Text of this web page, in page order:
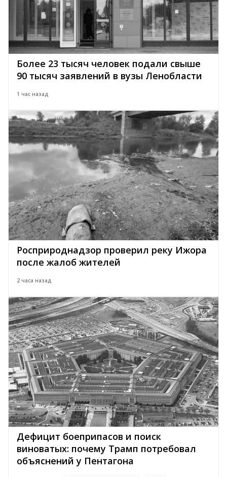
Более 23 тысяч человек подали свыше
90 тысяч заявлений в вузы Ленобласти
1 час назад
Росприроднадзор проверил реку Ижора
после жалоб жителей
2 часа назад
Дефицит боеприпасов и поиск
виноватых: почему Трамп потребовал
объяснений у Пентагона